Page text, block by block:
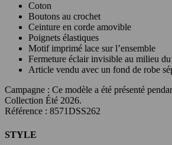
Coton
Boutons au crochet
Ceinture en corde amovible
Poignets élastiques
Motif imprimé lace sur l’ensemble
Fermeture éclair invisible au milieu
Article vendu avec un fond de robe
Campagne : Ce modèle a été présenté
Collection Été 2026.
Référence : 8571DSS262
STYLE